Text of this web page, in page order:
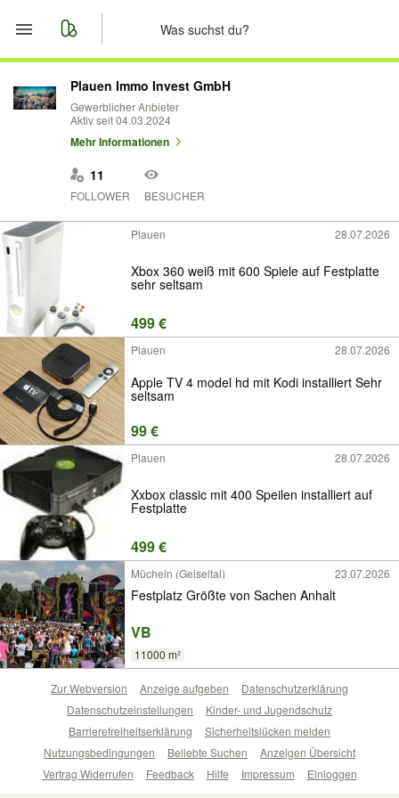
Start
Merkliste
Nachrichten
Plauen Immo Invest GmbH
Gewerblicher Anbieter
Aktiv seit 04.03.2024
Mehr Informationen
11
FOLLOWER BESUCHER
Plauen 28.07.2026
Xbox 360 weiß mit 600 Spiele auf Festplatte
sehr seltsam
499 €
Plauen 28.07.2026
Apple TV 4 model hd mit Kodi installiert Sehr
seltsam
99 €
Plauen 28.07.2026
Xxbox classic mit 400 Speilen installiert auf
Festplatte
499 €
Mücheln (Geiseltal) 23.07.2026
Festplatz Größte von Sachen Anhalt
VB
11000 m²
Zur Webversion Anzeige aufgeben
Datenschutzerklärung
Datenschutzeinstellungen
Kinder- und Jugendschutz
Barrierefreiheitserklärung
Sicherheitslücken melden
Nutzungsbedingungen
Beliebte Suchen
Anzeigen Übersicht
Vertrag Widerrufen
Feedback Hilfe Impressum Einloggen